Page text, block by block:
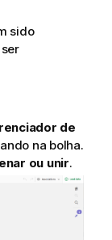
sido
de
na bolha.
ou unir.